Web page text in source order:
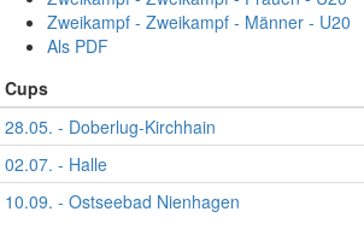
Zweikampf - Zweikampf - Männer - U20
Als PDF
Cups
28.05. - Doberlug-Kirchhain
02.07. - Halle
10.09. - Ostseebad Nienhagen